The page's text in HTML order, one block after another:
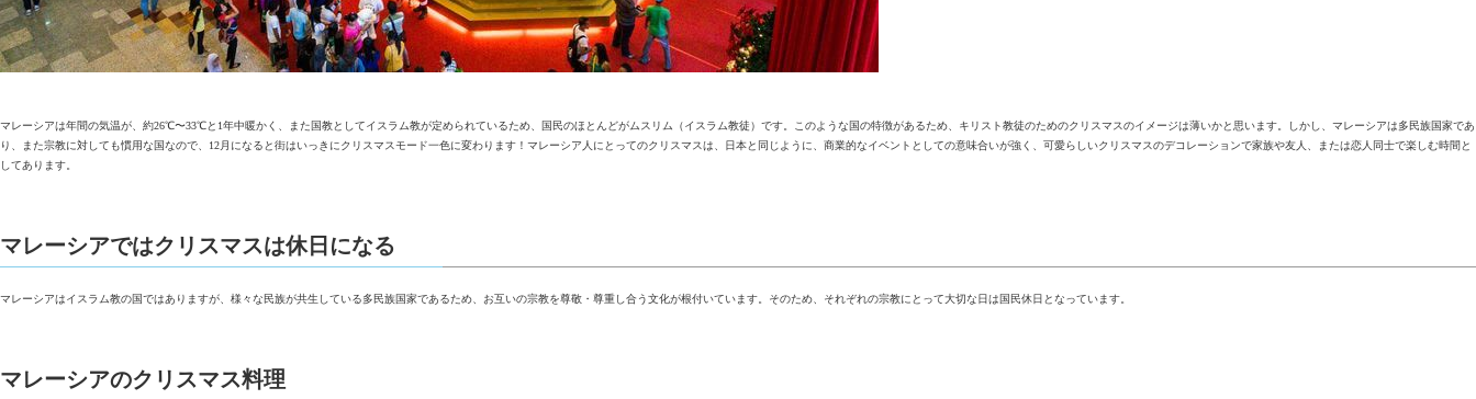
マレーシアは年間の気温が、約26℃〜33℃と1年中暖かく、また国教としてイスラム教が定められているため、国民のほとんどがムスリム（イスラム教徒）です。このような国の特徴があるため、キリスト教徒のためのクリスマスのイメージは薄いかと思います。しかし、マレーシアは多民族国家であ
り、また宗教に対しても慣用な国なので、12月になると街はいっきにクリスマスモード一色に変わります！マレーシア人にとってのクリスマスは、日本と同じように、商業的なイベントとしての意味合いが強く、可愛らしいクリスマスのデコレーションで家族や友人、または恋人同士で楽しむ時間と
してあります。
マレーシアではクリスマスは休日になる
マレーシアはイスラム教の国ではありますが、様々な民族が共生している多民族国家であるため、お互いの宗教を尊敬・尊重し合う文化が根付いています。そのため、それぞれの宗教にとって大切な日は国民休日となっています。
マレーシアのクリスマス料理